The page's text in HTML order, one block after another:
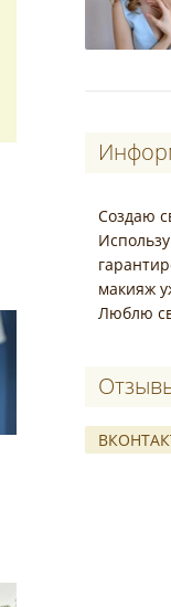
Создаю
макияж
Люблю